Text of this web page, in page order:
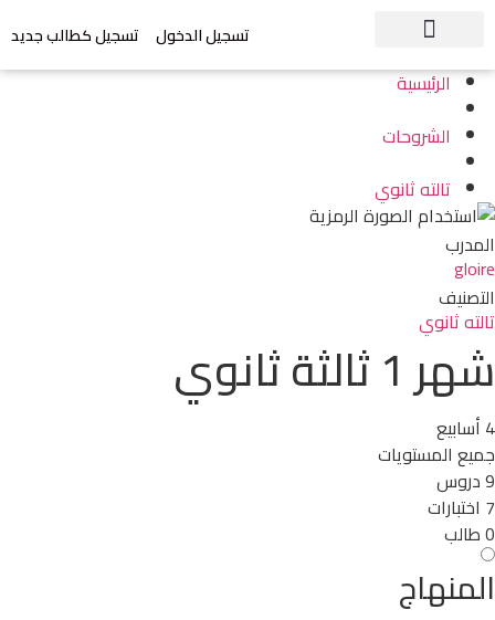
تسجيل الدخول تسجيل كطالب جديد
الرئيسية
الشروحات
تالته ثانوي
المدرب
gloire
التصنيف
تالته ثانوي
شهر 1 ثالثة ثانوي
4 أسابيع
جميع المستويات
9 دروس
7 اختبارات
0 طالب
المنهاج